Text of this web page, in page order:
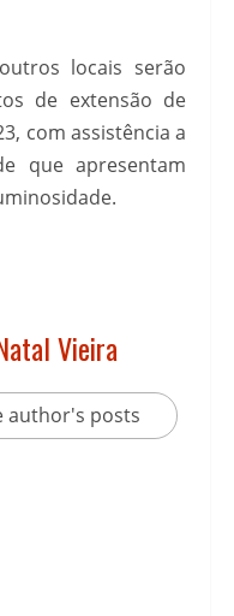
locais serão
de extensão de
com assistência a
que apresentam
Vieira
author's posts